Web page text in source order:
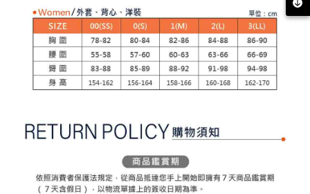
２．關於個人資料處理事宜，請瀏覽以下網址：
https://aftee.tw/terms/#terms3
３．未成年的使用者請事先徵得法定代理人或監護人之同意方可使用
「AFTEE先享後付」，若未經同意申辦者引起之損失，本公司不負相關責
４．使用「AFTEE先享後付」時，將依據個別帳號之用戶狀況，依本公司即
時審查核予不同之上限額度；若仍有額度不足之情形，本公司將視審查結果
恩沛科技股份有限公司將有權停止該用戶之使用額度並採取法律行動。
付款後7-11取貨